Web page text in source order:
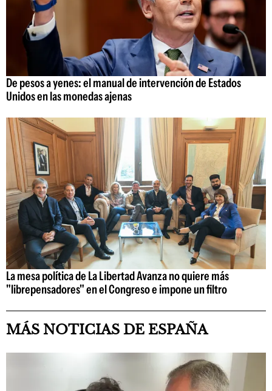
De pesos a yenes: el manual de intervención de Estados
Unidos en las monedas ajenas
La mesa política de La Libertad Avanza no quiere más
"librepensadores" en el Congreso e impone un filtro
MÁS NOTICIAS DE ESPAÑA